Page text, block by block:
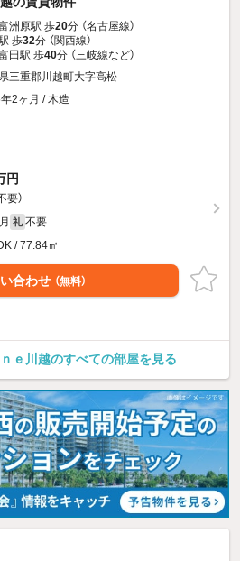
洲原駅 歩20分 （名古屋線）
歩32分 （関西線）
田駅 歩40分 （三岐線など）
三重郡川越町大字高松
2ヶ月 / 木造
円
要）
礼 不要
/ 77.84㎡
合わせ （無料）
ｅ川越のすべての部屋を見る